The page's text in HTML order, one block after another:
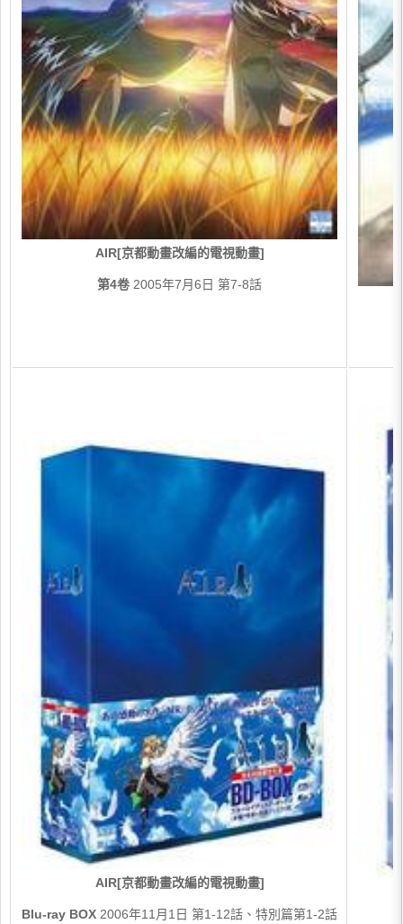
AIR[京都動畫改編的電視動畫]
第4卷2005年7月6日 第7-8話
AIR[京都動畫改編的電視動畫]
Blu-ray BOX 2006年11月1日 第1-12話、特別篇第1-2話